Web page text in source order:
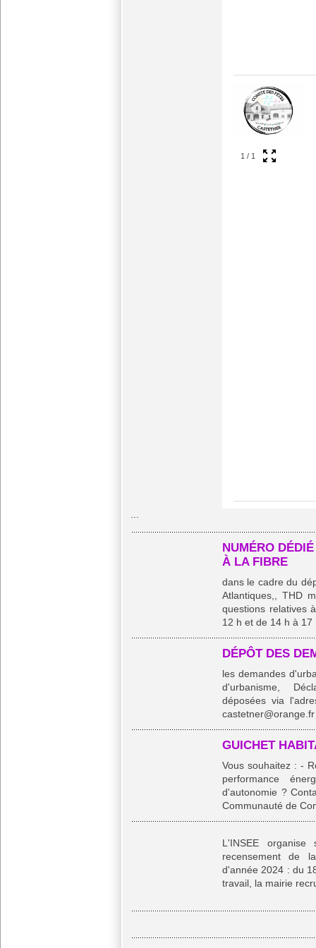
1 / 1
...
NUMÉRO
À LA FIBRE
dans le cadre du
Atlantiques,, THD
questions relatives
12 h et de 14 h à 17
DÉPÔT DES
les demandes
d'urbanisme,
déposées via
GUICHET
Vous souhaitez : -
performance
d'autonomie ?
Communauté de
L'INSEE
recensement de
d'année 2024 : du
travail, la mairie